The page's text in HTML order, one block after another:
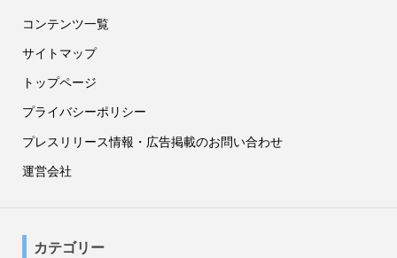
コンテンツ一覧
サイトマップ
トップページ
プライバシーポリシー
プレスリリース情報・広告掲載のお問い合わせ
運営会社
カテゴリー